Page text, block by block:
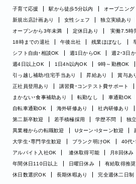
子育て応援 駅から徒歩5分以内 オープニング
新規出店計画あり
女性シェフ 独立実績あり
オープンから3年未満
定休日あり 実働7.5時
18時までの退社
午後出社 残業ほぼなし
シフト自由・相談OK
週1日からOK
週2・3日
週4日以上OK
1日4h以内OK 9時～勤務OK
引っ越し補助/住宅手当あり
昇給あり 賞与あ
正社員登用あり
講習費・コンテスト費サポート
まかない・食事補助あり
転勤なし 車通勤OK
自転車通勤OK
海外研修あり 社内研修あり
第二新卒歓迎
若手積極採用 学歴不問
独
異業種からの転職歓迎
Uターン・Iターン歓迎
大学生・専門学生歓迎
ブランク明けOK
40代
アルバイト入社OK
連休取得可能 月8回休み
年間休日110日以上
日曜日休み 有給取得推奨
休日数選択OK
長期休暇あり 完全週休二日制